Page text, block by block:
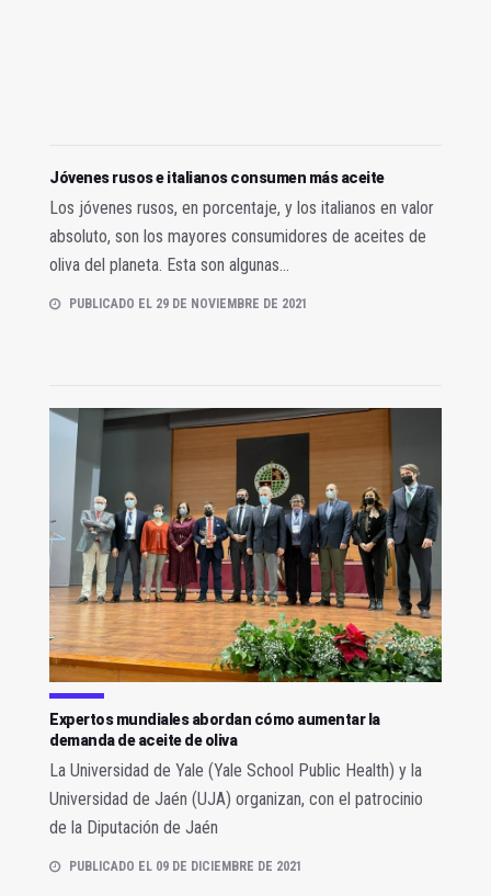
Jóvenes rusos e italianos consumen más aceite
Los jóvenes rusos, en porcentaje, y los italianos en valor
absoluto, son los mayores consumidores de aceites de
oliva del planeta. Esta son algunas...
PUBLICADO EL 29 DE NOVIEMBRE DE 2021
Expertos mundiales abordan cómo aumentar la
demanda de aceite de oliva
La Universidad de Yale (Yale School Public Health) y la
Universidad de Jaén (UJA) organizan, con el patrocinio
de la Diputación de Jaén
PUBLICADO EL 09 DE DICIEMBRE DE 2021